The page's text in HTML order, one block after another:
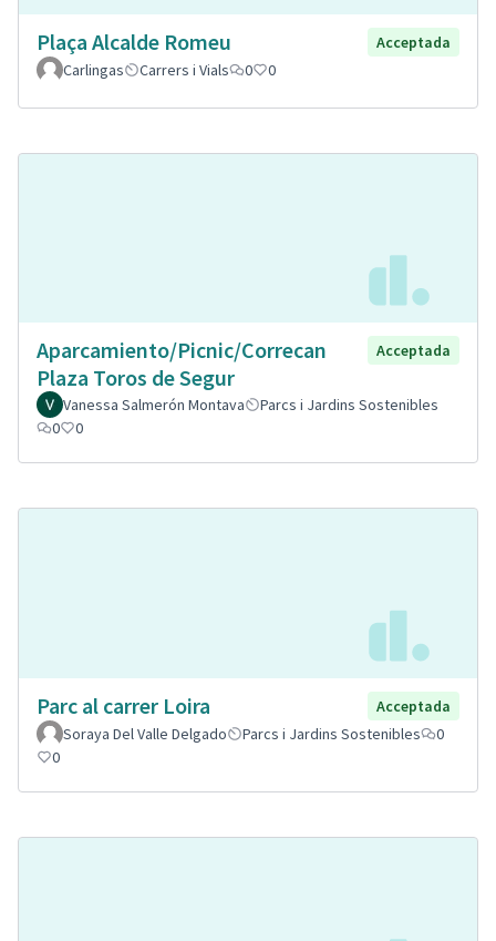
Plaça Alcalde Romeu
Acceptada
Carlingas
Carrers i Vials 0 0
Aparcamiento/Picnic/Correcan
Plaza Toros de Segur
Acceptada
Vanessa Salmerón Montava
Parcs i Jardins Sostenibles
0
0
Parc al carrer Loira
Acceptada
Soraya Del Valle Delgado
Parcs i Jardins Sostenibles
0
0